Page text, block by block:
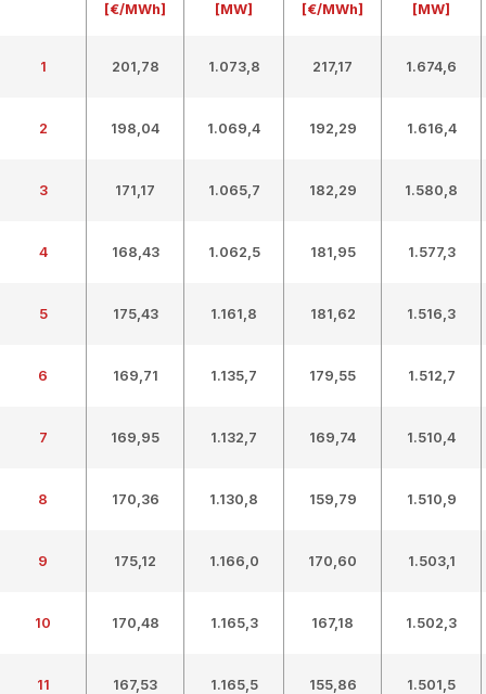
[€/MWh]
[MW]
[€/MWh]
[MW]
1 201,78 1.073,8 217,17 1.674,6
2 198,04 1.069,4 192,29 1.616,4
3 171,17 1.065,7 182,29 1.580,8
4 168,43 1.062,5 181,95 1.577,3
5 175,43 1.161,8 181,62 1.516,3
6 169,71 1.135,7 179,55 1.512,7
7 169,95 1.132,7 169,74 1.510,4
8 170,36 1.130,8 159,79 1.510,9
9 175,12 1.166,0 170,60 1.503,1
10 170,48 1.165,3 167,18 1.502,3
11 167,53 1.165,5 155,86 1.501,5